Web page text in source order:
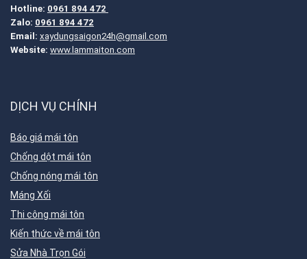
Hotline: 0961 894 472
Zalo: 0961 894 472
Email: xaydungsaigon24h@gmail.com
Website: www.lammaiton.com
DỊCH VỤ CHÍNH
Báo giá mái tôn
Chống dột mái tôn
Chống nóng mái tôn
Máng Xối
Thi công mái tôn
Kiến thức về mái tôn
Sửa Nhà Trọn Gói